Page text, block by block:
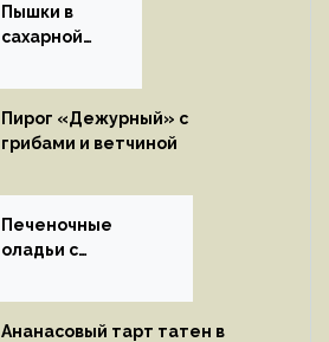
Пышки в
сахарной
Пирог «Дежурный» с
грибами и ветчиной
Печеночные
оладьи с
Ананасовый тарт татен в